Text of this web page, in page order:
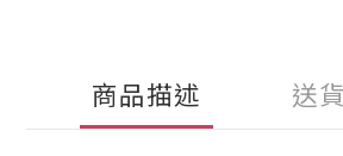
商品描述 送